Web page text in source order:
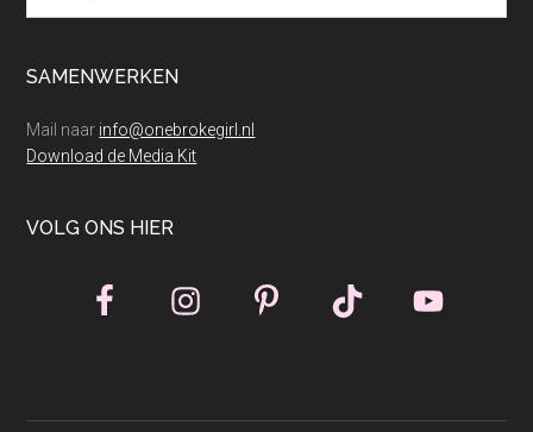
SAMENWERKEN
Mail naar info@onebrokegirl.nl
Download de Media Kit
VOLG ONS HIER